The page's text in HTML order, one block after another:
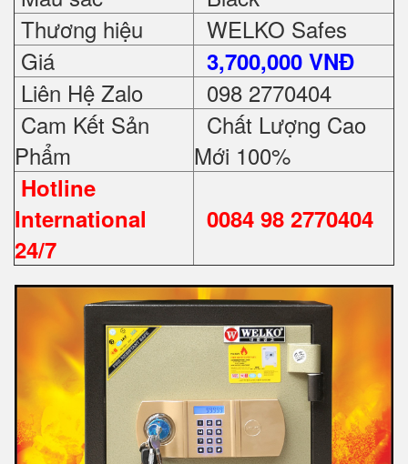
Thương hiệu
WELKO Safes
Giá
3,700,000 VNĐ
Liên Hệ Zalo
098 2770404
Cam Kết Sản
Phẩm
Chất Lượng Cao
Mới 100%
Hotline
International
24/7
0084 98 2770404